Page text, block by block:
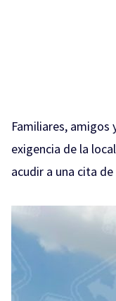
Familiares, amigos
exigencia de la
acudir a una cita